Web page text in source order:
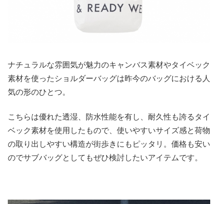
ナチュラルな雰囲気が魅力のキャンバス素材やタイベック
素材を使ったショルダーバッグは昨今のバッグにおける人
気の形のひとつ。
こちらは優れた透湿、防水性能を有し、耐久性も誇るタイ
ベック素材を使用したもので、使いやすいサイズ感と荷物
の取り出しやすい構造が街歩きにもピッタリ。価格も安い
のでサブバッグとしてもぜひ検討したいアイテムです。